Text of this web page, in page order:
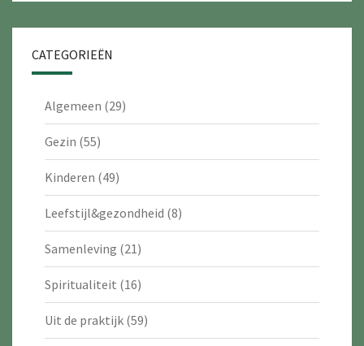
CATEGORIEËN
Algemeen (29)
Gezin (55)
Kinderen (49)
Leefstijl&gezondheid (8)
Samenleving (21)
Spiritualiteit (16)
Uit de praktijk (59)